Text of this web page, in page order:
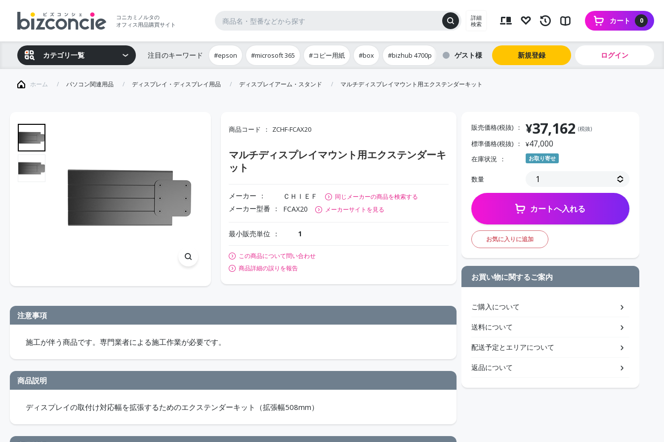
コニカミノルタの
オフィス用品購買サイト
詳細
検索
0
カート
カテゴリ一覧 注目のキーワード #epson #microsoft 365 #コピー用紙 #box #bizhub 4700p ゲスト 新規登録 ログイン
ホーム パソコン関連用品 ディスプレイ・ディスプレイ用品 ディスプレイアーム・スタンド マルチディスプレイマウント用エクステンダーキット
商品コード ZCHF-FCAX20
マルチディスプレイマウント用エクステンダーキ
ット
メーカー ＣＨＩＥＦ 同じメーカーの商品を検索する
メーカー型番 FCAX20 メーカーサイトを見る
最小販売単位 1
この商品について問い合わせ
商品詳細の誤りを報告
注意事項
施工が伴う商品です。専門業者による施工作業が必要です。
商品説明
ディスプレイの取付け対応幅を拡張するためのエクステンダーキット（拡張幅508mm）
販売価格(税抜) ¥37,162 (税抜)
標準価格(税抜) ¥47,000
在庫状況 お取り寄せ
数量
カートへ入れる
お気に入りに追加
お買い物に関するご案内
ご購入について
送料について
配送予定とエリアについて
返品について